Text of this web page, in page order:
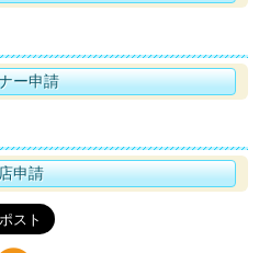
ー申請
申請